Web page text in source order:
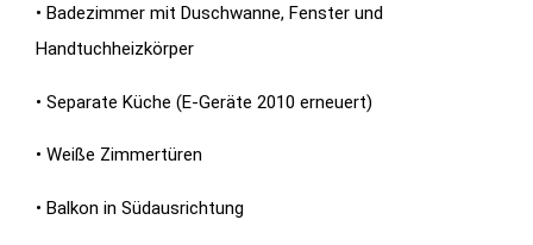
• Badezimmer mit Duschwanne, Fenster und
Handtuchheizkörper
• Separate Küche (E-Geräte 2010 erneuert)
• Weiße Zimmertüren
• Balkon in Südausrichtung